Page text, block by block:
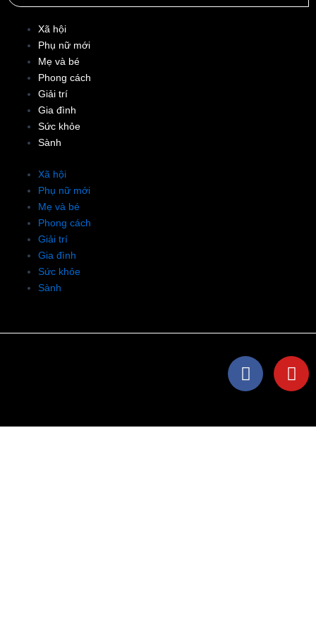
Xã hội
Phụ nữ mới
Mẹ và bé
Phong cách
Giải trí
Gia đình
Sức khỏe
Sành
Xã hội
Phụ nữ mới
Mẹ và bé
Phong cách
Giải trí
Gia đình
Sức khỏe
Sành